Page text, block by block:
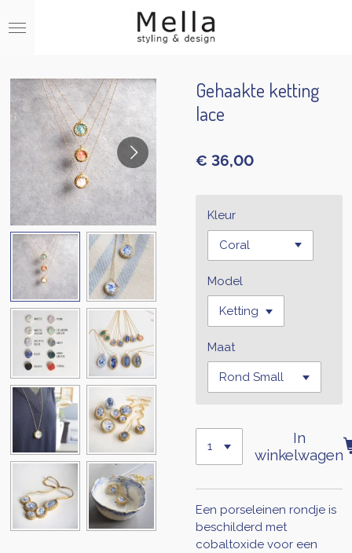
direct
hoofdinhoud
Gehaakte ketting
lace
€ 36,00
Kleur
Model
Maat
In
winkelwagen
Een porseleinen rondje is
beschilderd met
cobaltoxide voor een